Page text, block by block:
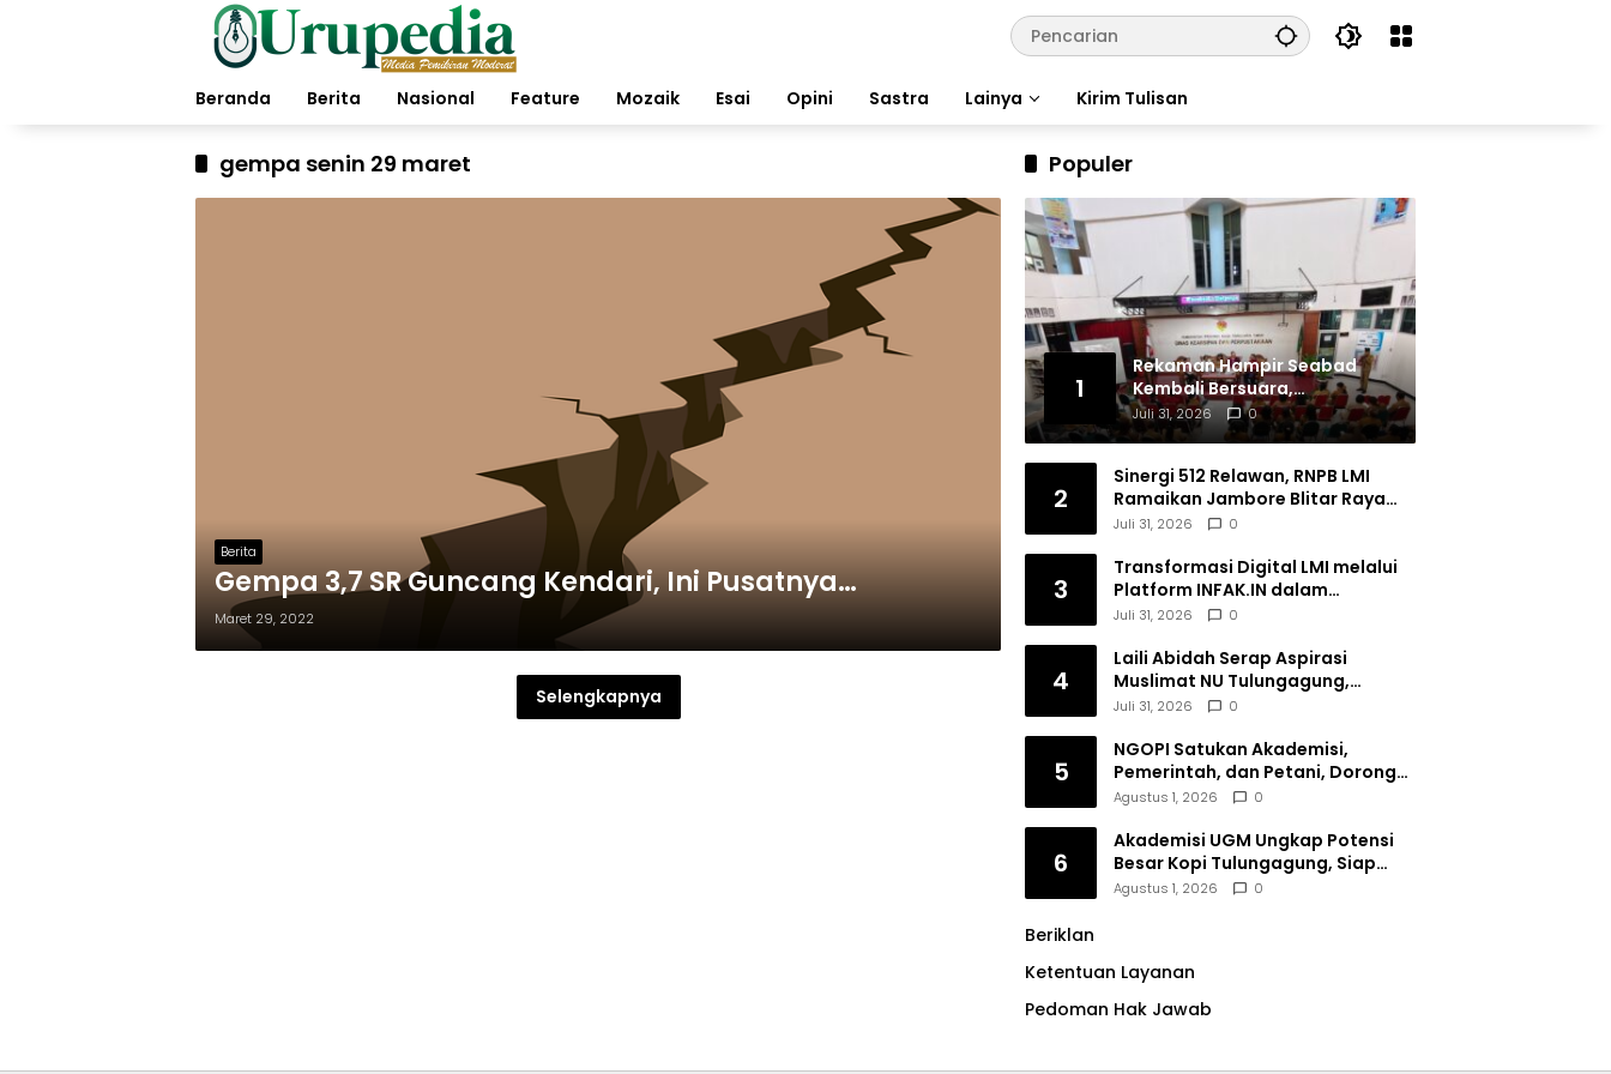
Beranda
Berita Nasional Feature Mozaik Esai Opini Sastra Lainya Kirim Tulisan
gempa senin 29 maret
Berita
Gempa 3,7 SR Guncang Kendari, Ini Pusatnya…
Maret 29, 2022
Selengkapnya
Populer
1
Rekaman Hampir Seabad
Kembali Bersuara,
Masyarakat Flores Hidupkan
Lagi Ingatan Leluhur
Juli 31, 2026 0
2
Sinergi 512 Relawan, RNPB LMI
Ramaikan Jambore Blitar Raya
2026
Juli 31, 2026 0
3
Transformasi Digital LMI melalui
Platform INFAK.IN dalam
Meningkatkan Penghimpunan
Juli 31, 2026 0
4
Laili Abidah Serap Aspirasi
Muslimat NU Tulungagung,
Dorong Penguatan Peran
Juli 31, 2026 0
5
NGOPI Satukan Akademisi,
Pemerintah, dan Petani, Dorong
Konservasi Hutan serta Daya
Agustus 1, 2026 0
6
Akademisi UGM Ungkap Potensi
Besar Kopi Tulungagung, Siap
Bersaing di Pasar Nasional hingga
Agustus 1, 2026 0
Beriklan
Ketentuan Layanan
Pedoman Hak Jawab